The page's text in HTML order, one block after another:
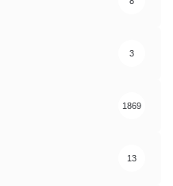
3
1869
13